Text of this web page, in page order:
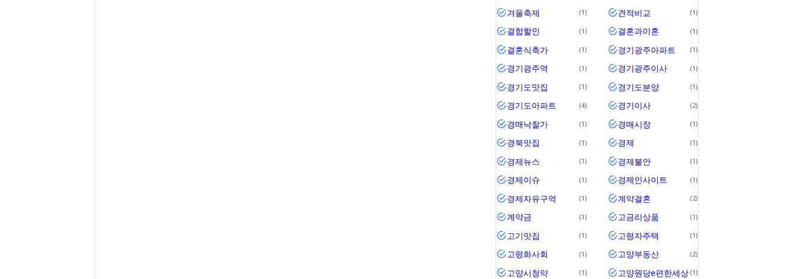
겨울축제 1 견적비교 1
결합할인 1 결혼과이혼 1
결혼식축가 1 경기광주아파트 1
경기광주역 1 경기광주이사 1
경기도맛집 1 경기도분양 1
경기도아파트 4 경기이사 2
경매낙찰가 1 경매시장 1
경북맛집 1 경제 1
경제뉴스 1 경제불안 1
경제이슈 1 경제인사이트 1
경제자유구역 1 계약결혼 2
계약금 1 고금리상품 1
고기맛집 1 고령자주택 1
고령화사회 1 고양부동산 2
고양시청약 1 고양원당e편한세상 1